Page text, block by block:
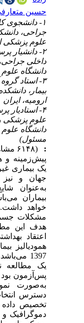
حسین متعارفی
۱- دانشجوی
جراحی،
علوم پزشکی
۲- دانشیار
داخلی جراحی،
دانشگاه علوم
۳- استاد گروه
بیمار،
ارومیه، ایران
۴- استادیار
علوم پزشکی
دانشگاه علوم
مسئول)
پیش‌زمینه و
یک بیماری
جهان و نیز
به‌عنوان
بیماران
خواهد داشت.
مشکلات
هدف این
اعتقاد
همودیالیز
1397
یک مطالعه
به‌صورت
دسترس
تخصیص داده
دموگرافیک و